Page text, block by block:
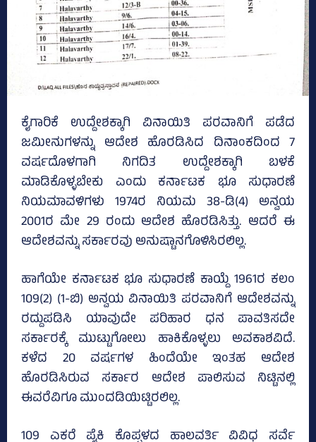
ಕೈಗಾರಿಕೆ ಉದ್ದೇಶಕ್ಕಾಗಿ ವಿನಾಯಿತಿ ಪರವಾನಿಗೆ ಪಡೆದ
ಜಮೀನುಗಳನ್ನು ಆದೇಶ ಹೊರಡಿಸಿದ ದಿನಾಂಕದಿಂದ 7
ವರ್ಷದೊಳಗಾಗಿ ನಿಗದಿತ ಉದ್ದೇಶಕ್ಕಾಗಿ ಬಳಕೆ
ಮಾಡಿಕೊಳ್ಳಬೇಕು ಎಂದು ಕರ್ನಾಟಕ ಭೂ ಸುಧಾರಣೆ
ನಿಯಮಾವಳಿಗಳು 1974ರ ನಿಯಮ 38-ಡಿ(4) ಅನ್ವಯ
2001ರ ಮೇ 29 ರಂದು ಆದೇಶ ಹೊರಡಿಸಿತ್ತು. ಆದರೆ ಈ
ಆದೇಶವನ್ನು ಸರ್ಕಾರವು ಅನುಷ್ಟಾನಗೊಳಿಸಿರಲಿಲ್ಲ.
ಹಾಗೆಯೇ ಕರ್ನಾಟಕ ಭೂ ಸುಧಾರಣೆ ಕಾಯ್ದೆ 1961ರ ಕಲಂ
109(2) (1-ಬಿ) ಅನ್ವಯ ವಿನಾಯಿತಿ ಪರವಾನಿಗೆ ಆದೇಶವನ್ನು
ರದ್ದುಪಡಿಸಿ ಯಾವುದೇ ಪರಿಹಾರ ಧನ ಪಾವತಿಸದೇ
ಸರ್ಕಾರಕ್ಕೆ ಮುಟ್ಟುಗೋಲು ಹಾಕಿಕೊಳ್ಳಲು ಅವಕಾಶವಿದೆ.
ಕಳೆದ 20 ವರ್ಷಗಳ ಹಿಂದೆಯೇ ಇಂತಹ ಆದೇಶ
ಹೊರಡಿಸಿರುವ ಸರ್ಕಾರ ಆದೇಶ ಪಾಲಿಸುವ ನಿಟ್ಟಿನಲ್ಲಿ
ಈವರೆವಿಗೂ ಮುಂದಡಿಯಿಟ್ಟಿರಲಿಲ್ಲ.
109 ಎಕರೆ ಪೈಕಿ ಕೊಪ್ಪಳದ ಹಾಲವರ್ತಿ ವಿವಿಧ ಸರ್ವೆ